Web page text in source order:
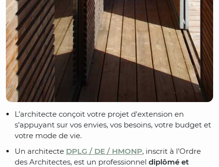
L’architecte conçoit votre projet d'extension en
s’appuyant sur vos envies, vos besoins, votre budget et
votre mode de vie.
Un architecte DPLG / DE / HMONP, inscrit à l’Ordre
des Architectes, est un professionnel diplômé et